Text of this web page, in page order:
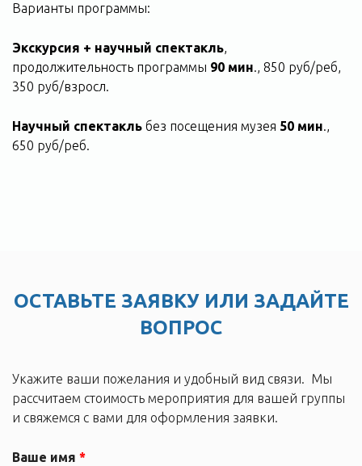
Варианты программы:
Экскурсия + научный спектакль,
продолжительность программы 90 мин., 850 руб/реб,
350 руб/взросл.
Научный спектакль без посещения музея 50 мин.,
650 руб/реб.
ОСТАВЬТЕ ЗАЯВКУ ИЛИ ЗАДАЙТЕ
ВОПРОС
Укажите ваши пожелания и удобный вид связи. Мы
рассчитаем стоимость мероприятия для вашей группы
и свяжемся с вами для оформления заявки.
Ваше имя